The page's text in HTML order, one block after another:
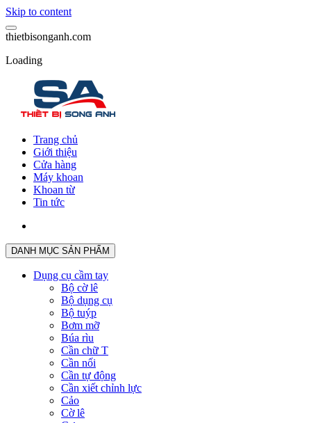
Skip to content
thietbisonganh.com
Loading
Trang chủ
Giới thiệu
Cửa hàng
Máy khoan
Khoan từ
Tin tức
DANH MỤC SẢN PHẨM
Dụng cụ cầm tay
Bộ cờ lê
Bộ dụng cụ
Bộ tuýp
Bơm mỡ
Búa rìu
Cần chữ T
Cần nối
Cần tự động
Cần xiết chỉnh lực
Cảo
Cờ lê